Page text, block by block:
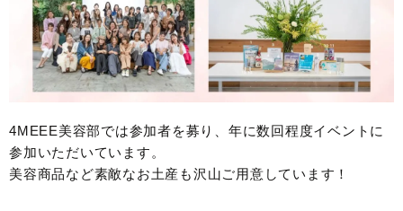
4MEEE美容部では参加者を募り、年に数回程度イベントに
参加いただいています。
美容商品など素敵なお土産も沢山ご用意しています！